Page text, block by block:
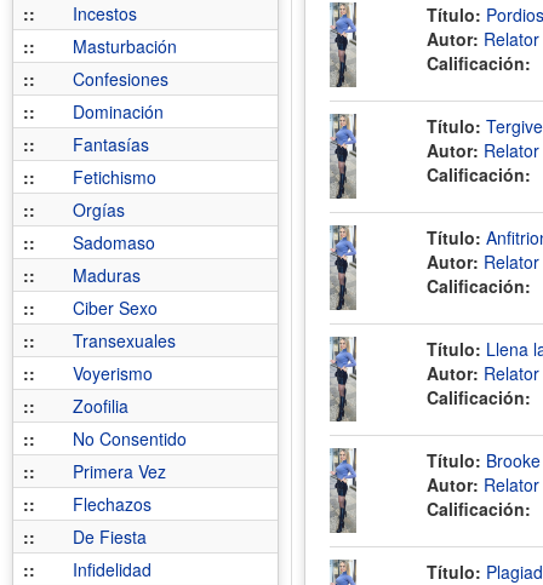
::
Incestos
::
Masturbación
::
Confesiones
::
Dominación
::
Fantasías
::
Fetichismo
::
Orgías
::
Sadomaso
::
Maduras
::
Ciber Sexo
::
Transexuales
::
Voyerismo
::
Zoofilia
::
No Consentido
::
Primera Vez
::
Flechazos
::
De Fiesta
::
Infidelidad
Título:
Autor:
Calificación:
Título:
Autor:
Calificación:
Título:
Autor:
Calificación:
Título: Llena
Autor:
Calificación:
Título:
Autor:
Calificación:
Título: